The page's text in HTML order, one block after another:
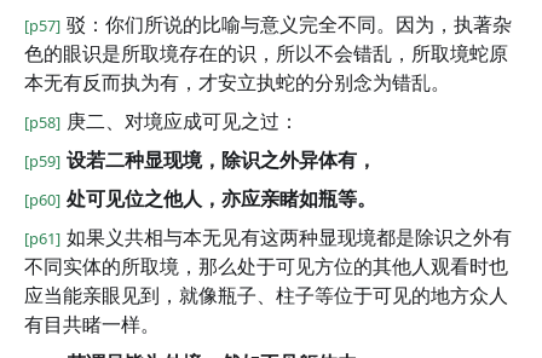
[p57] 驳：你们所说的比喻与意义完全不同。因为，执著杂
色的眼识是所取境存在的识，所以不会错乱，所取境蛇原
本无有反而执为有，才安立执蛇的分别念为错乱。
[p58] 庚二、对境应成可见之过：
[p59] 设若二种显现境，除识之外异体有，
[p60] 处可见位之他人，亦应亲睹如瓶等。
[p61] 如果义共相与本无见有这两种显现境都是除识之外有
不同实体的所取境，那么处于可见方位的其他人观看时也
应当能亲眼见到，就像瓶子、柱子等位于可见的地方众人
有目共睹一样。